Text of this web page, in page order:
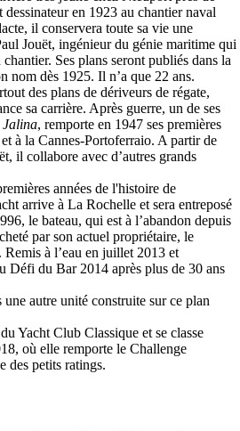
en 1923 au chantier naval
il conservera toute sa vie une
Jouët, ingénieur du génie maritime qui
Ses plans seront publiés dans la
nom dès 1925. Il n’a que 22 ans.
des plans de dériveurs de régate,
sa carrière. Après guerre, un de ses
Jalina, remporte en 1947 ses premières
à la Cannes-Portoferraio. A partir de
il collabore avec d’autres grands
années de l'histoire de
arrive à La Rochelle et sera entreposé
le bateau, qui est à l’abandon depuis
par son actuel propriétaire, le
à l’eau en juillet 2013 et
Défi du Bar 2014 après plus de 30 ans
autre unité construite sur ce plan
Yacht Club Classique et se classe
où elle remporte le Challenge
des petits ratings.